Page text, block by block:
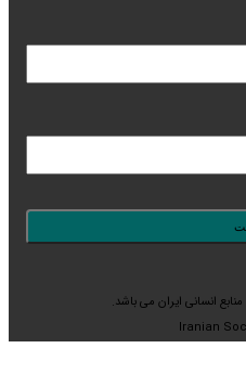
انسانی ایران می باشد.
Iranian